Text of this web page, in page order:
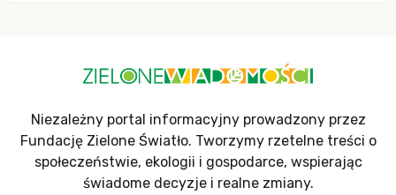
Niezależny portal informacyjny prowadzony przez
Fundację Zielone Światło. Tworzymy rzetelne treści o
społeczeństwie, ekologii i gospodarce, wspierając
świadome decyzje i realne zmiany.